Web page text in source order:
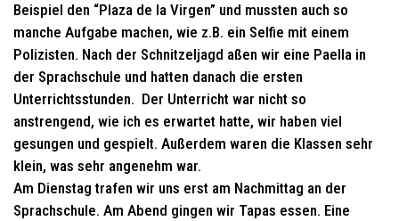
Beispiel den “Plaza de la Virgen” und mussten auch so
manche Aufgabe machen, wie z.B. ein Selfie mit einem
Polizisten. Nach der Schnitzeljagd aßen wir eine Paella in
der Sprachschule und hatten danach die ersten
Unterrichtsstunden. Der Unterricht war nicht so
anstrengend, wie ich es erwartet hatte, wir haben viel
gesungen und gespielt. Außerdem waren die Klassen sehr
klein, was sehr angenehm war.
Am Dienstag trafen wir uns erst am Nachmittag an der
Sprachschule. Am Abend gingen wir Tapas essen. Eine